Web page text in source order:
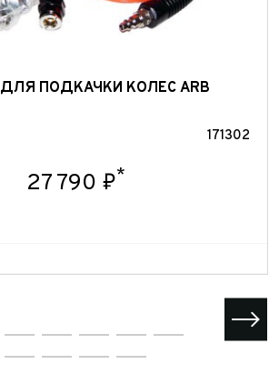
ПОДКАЧКИ КОЛЕС ARB
171302
27 790 ₽*
данных
Отправить
условиясоглашенияоб обработке